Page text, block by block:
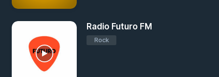
Radio Futuro FM
Rock